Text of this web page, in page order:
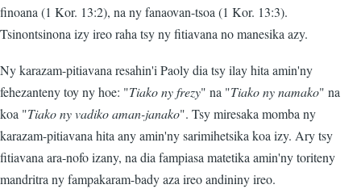
finoana (1 Kor. 13:2), na ny fanaovan-tsoa (1 Kor. 13:3).
Tsinontsinona izy ireo raha tsy ny fitiavana no manesika azy.
Ny karazam-pitiavana resahin'i Paoly dia tsy ilay hita amin'ny
fehezanteny toy ny hoe: "Tiako ny frezy" na "Tiako ny namako" na
koa "Tiako ny vadiko aman-janako". Tsy miresaka momba ny
karazam-pitiavana hita any amin'ny sarimihetsika koa izy. Ary tsy
fitiavana ara-nofo izany, na dia fampiasa matetika amin'ny toriteny
mandritra ny fampakaram-bady aza ireo andininy ireo.